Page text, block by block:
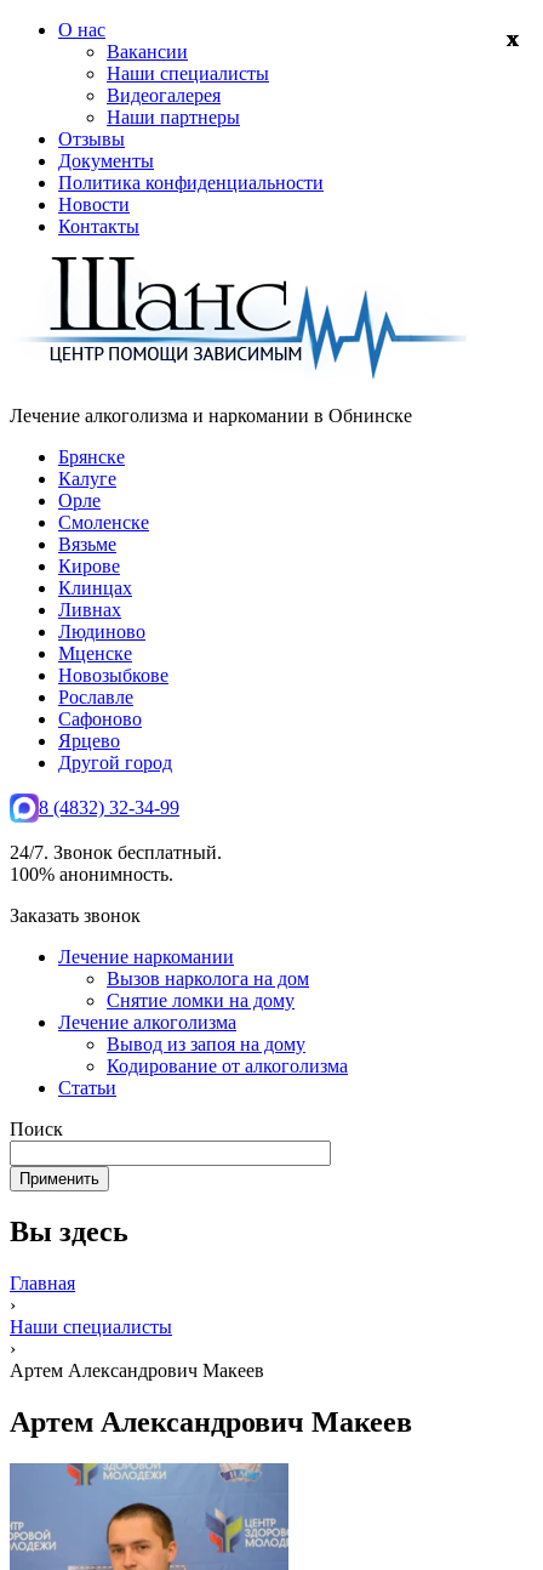
О нас
Вакансии
Наши специалисты
Видеогалерея
Наши партнеры
Отзывы
Документы
Политика конфиденциальности
Новости
Контакты
Лечение алкоголизма и наркомании в Обнинске
Брянске
Калуге
Орле
Смоленске
Вязьме
Кирове
Клинцах
Ливнах
Людиново
Мценске
Новозыбкове
Рославле
Сафоново
Ярцево
Другой город
8 (4832) 32-34-99
24/7. Звонок бесплатный.
100% анонимность.
Заказать звонок
Лечение наркомании
Вызов нарколога на дом
Снятие ломки на дому
Лечение алкоголизма
Вывод из запоя на дому
Кодирование от алкоголизма
Статьи
Поиск
Вы здесь
Главная
›
Наши специалисты
›
Артем Александрович Макеев
Артем Александрович Макеев